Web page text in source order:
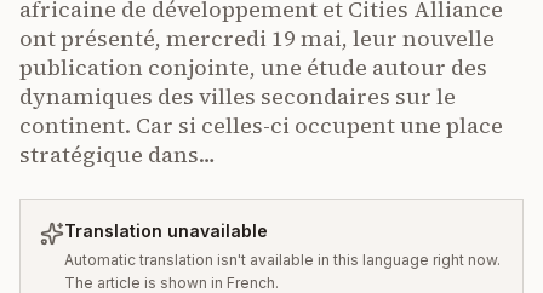
africaine de développement et Cities Alliance
ont présenté, mercredi 19 mai, leur nouvelle
publication conjointe, une étude autour des
dynamiques des villes secondaires sur le
continent. Car si celles-ci occupent une place
stratégique dans…
Translation unavailable
Automatic translation isn't available in this language right now.
The article is shown in French.